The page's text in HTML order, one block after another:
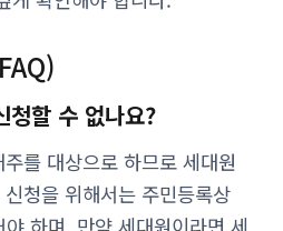
청할 수 없나요?
를 대상으로 하므로 세대원
청을 위해서는 주민등록상